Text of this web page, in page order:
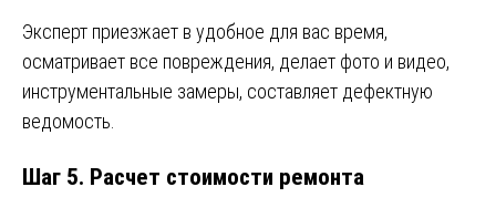
Эксперт приезжает в удобное для вас время,
осматривает все повреждения, делает фото и видео,
инструментальные замеры, составляет дефектную
ведомость.
Шаг 5. Расчет стоимости ремонта